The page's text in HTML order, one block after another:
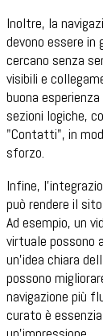
Inoltre, la
devono essere
cercano senza
visibili e
buona
sezioni logiche,
"Contatti", in
sforzo.
Infine,
può rendere il
Ad esempio, un
virtuale possono
un'idea chiara
possono
navigazione più
curato è